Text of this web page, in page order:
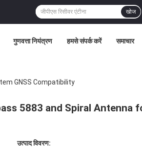
खोज
गुणवत्ता नियंत्रण हमसे संपर्क करें समाचार
GNSS Compatibility
5883 and Spiral Antenna
उत्पाद विवरण: